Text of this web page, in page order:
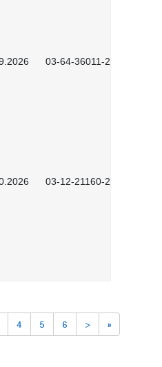
03-64-36011-2603
03-12-21160-2601
4 5 6 > »